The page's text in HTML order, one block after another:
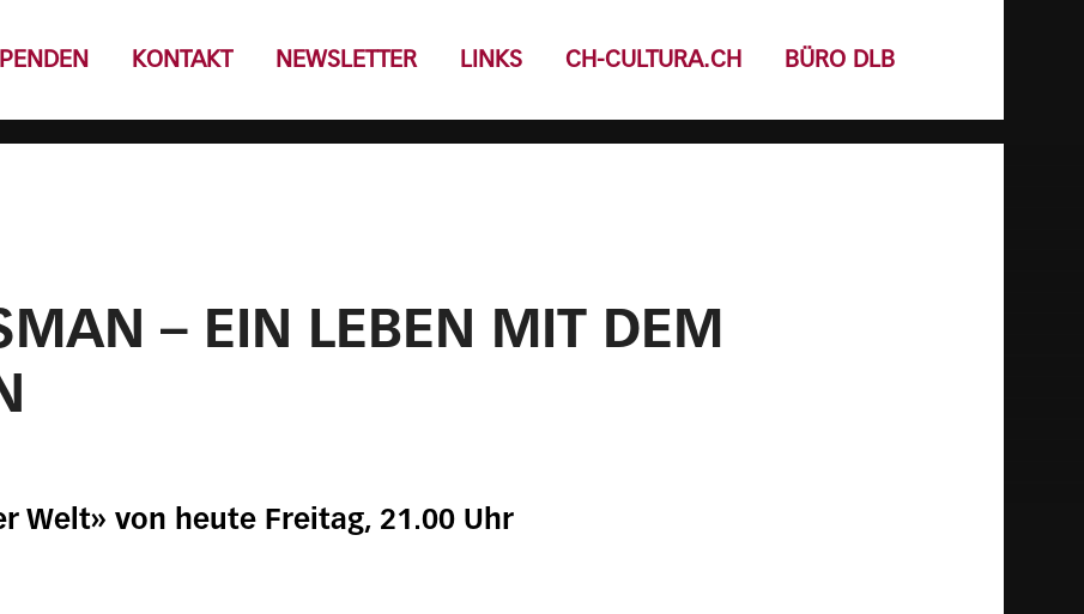
KONTAKT NEWSLETTER LINKS CH-CULTURA.CH BÜRO DLB
– EIN LEBEN MIT DEM
Welt» von heute Freitag, 21.00 Uhr